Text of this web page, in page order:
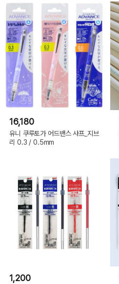
16,180
유니 쿠루토가 어드밴스 샤프_지브
리 0.3 / 0.5mm
1,200